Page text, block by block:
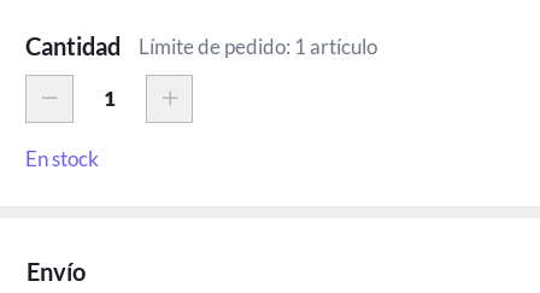
Cantidad Límite de pedido: 1 artículo
En stock
Envío